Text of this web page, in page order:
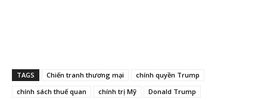
TAGS Chiến tranh thương mại
chính quyền Trump
chính sách thuế quan
chính trị Mỹ
Donald Trump